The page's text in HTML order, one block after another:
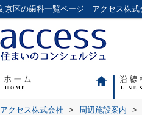
アクセス株式会社 > 周辺施設案内 >